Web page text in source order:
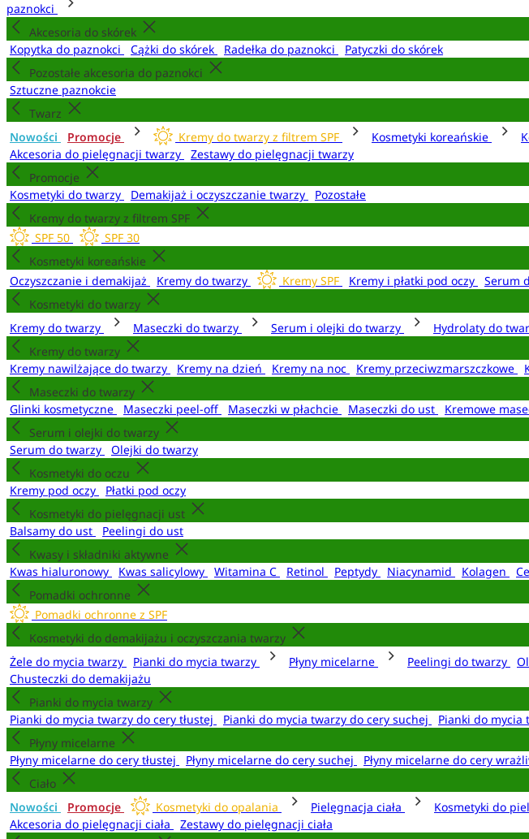
paznokci
Akcesoria do skórek
Kopytka do paznokci
Cążki do skórek Radełka do paznokci
Patyczki do skórek
Pozostałe akcesoria do paznokci
Sztuczne paznokcie
Twarz
Nowości
Promocje Kremy do twarzy z filtrem SPF Kosmetyki koreańskie
Akcesoria do pielęgnacji twarzy
Zestawy do pielęgnacji twarzy
Promocje
Kosmetyki do twarzy
Demakijaż i oczyszczanie twarzy
Pozostałe
Kremy do twarzy z filtrem SPF
SPF 50
SPF 30
Kosmetyki koreańskie
Oczyszczanie i demakijaż
Kremy do twarzy Kremy SPF Kremy i płatki pod oczy Serum
Kosmetyki do twarzy
Kremy do twarzy
Maseczki do twarzy Serum i olejki do twarzy Hydrolaty do
Kremy do twarzy
Kremy nawilżające do twarzy
Kremy na dzień Kremy na noc Kremy przeciwzmarszczkowe
Maseczki do twarzy
Glinki kosmetyczne
Maseczki peel-off Maseczki w płachcie Maseczki do ust
Kremowe
Serum i olejki do twarzy
Serum do twarzy
Olejki do twarzy
Kosmetyki do oczu
Kremy pod oczy
Płatki pod oczy
Kosmetyki do pielęgnacji ust
Balsamy do ust
Peelingi do ust
Kwasy i składniki aktywne
Kwas hialuronowy
Kwas salicylowy Witamina C Retinol Peptydy Niacynamid Kolagen
Pomadki ochronne
Pomadki ochronne z SPF
Kosmetyki do demakijażu i oczyszczania twarzy
Żele do mycia twarzy
Pianki do mycia twarzy Płyny micelarne Peelingi do twarzy
Chusteczki do demakijażu
Pianki do mycia twarzy
Pianki do mycia twarzy do cery tłustej
Pianki do mycia twarzy do cery suchej
Pianki do mycia
Płyny micelarne
Płyny micelarne do cery tłustej
Płyny micelarne do cery suchej
Płyny micelarne do cery
Ciało
Nowości
Promocje Kosmetyki do opalania Pielęgnacja ciała Kosmetyki do
Akcesoria do pielęgnacji ciała
Zestawy do pielęgnacji ciała